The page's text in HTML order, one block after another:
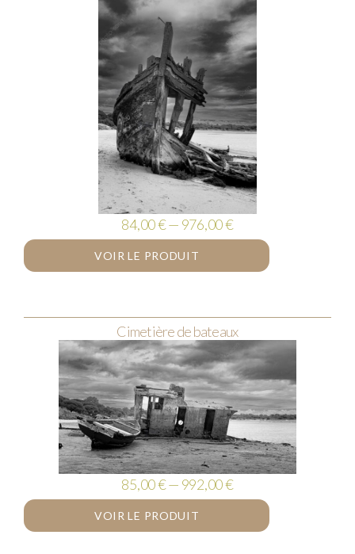
84,00 € — 976,00 €
VOIR LE PRODUIT
Cimetière de bateaux
85,00 € — 992,00 €
VOIR LE PRODUIT